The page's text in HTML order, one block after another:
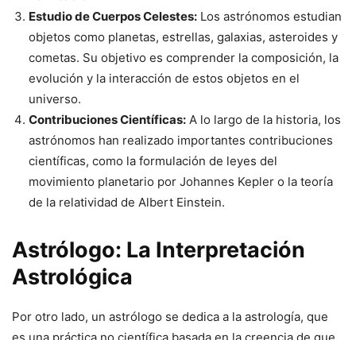
Estudio de Cuerpos Celestes: Los astrónomos estudian
objetos como planetas, estrellas, galaxias, asteroides y
cometas. Su objetivo es comprender la composición, la
evolución y la interacción de estos objetos en el
universo.
Contribuciones Científicas: A lo largo de la historia, los
astrónomos han realizado importantes contribuciones
científicas, como la formulación de leyes del
movimiento planetario por Johannes Kepler o la teoría
de la relatividad de Albert Einstein.
Astrólogo: La Interpretación
Astrológica
Por otro lado, un astrólogo se dedica a la astrología, que